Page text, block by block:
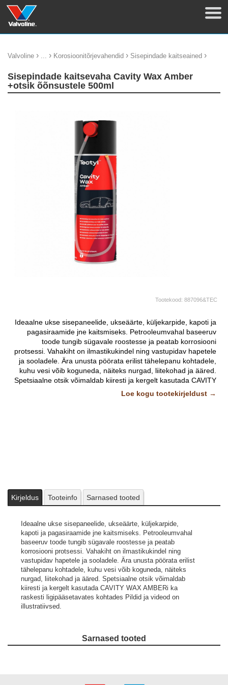
Valvoline › ... › Korosioonitõrjevahendid › Sisepindade kaitseained ›
Sisepindade kaitsevaha Cavity Wax Amber
+otsik õõnsustele 500ml
Tootekood: 887096&TEC
Ideaalne ukse sisepaneelide, ukseäärte, küljekarpide, kapoti ja
pagasiraamide jne kaitsmiseks. Petrooleumvahal baseeruv
toode tungib sügavale roostesse ja peatab korrosiooni
protsessi. Vahakiht on ilmastikukindel ning vastupidav hapetele
ja sooladele. Ära unusta pöörata erilist tähelepanu kohtadele,
kuhu vesi võib koguneda, näiteks nurgad, liitekohad ja ääred.
Spetsiaalne otsik võimaldab kiiresti ja kergelt kasutada CAVITY
WAX AMBERi ka raskesti ligipääsetavates kohtades Pildid ja
videod on illustratiivsed.
Loe kogu tootekirjeldust →
Kirjeldus Tooteinfo Sarnased tooted
Ideaalne ukse sisepaneelide, ukseäärte, küljekarpide,
kapoti ja pagasiraamide jne kaitsmiseks. Petrooleumvahal
baseeruv toode tungib sügavale roostesse ja peatab
korrosiooni protsessi. Vahakiht on ilmastikukindel ning
vastupidav hapetele ja sooladele. Ära unusta pöörata erilist
tähelepanu kohtadele, kuhu vesi võib koguneda, näiteks
nurgad, liitekohad ja ääred. Spetsiaalne otsik võimaldab
kiiresti ja kergelt kasutada CAVITY WAX AMBERi ka
raskesti ligipääsetavates kohtades Pildid ja videod on
illustratiivsed.
Sarnased tooted